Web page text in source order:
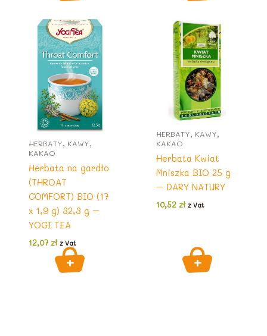
HERBATY, KAWY,
KAKAO
Herbata na gardło
(THROAT
COMFORT) BIO (17
x 1,9 g) 32,3 g –
YOGI TEA
12,07zł z Vat
HERBATY, KAWY,
KAKAO
Herbata Kwiat
Mniszka BIO 25 g
– DARY NATURY
10,52 zł z Vat